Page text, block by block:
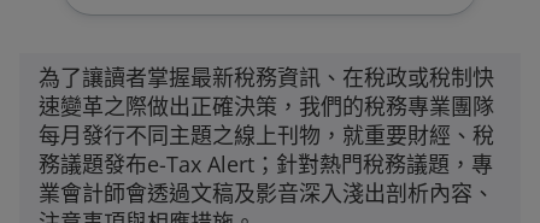
為了讓讀者掌握最新稅務資訊、在稅政或稅制快
速變革之際做出正確決策，我們的稅務專業團隊
每月發行不同主題之線上刊物，就重要財經、稅
務議題發布e-Tax Alert；針對熱門稅務議題，專
業會計師會透過文稿及影音深入淺出剖析內容、